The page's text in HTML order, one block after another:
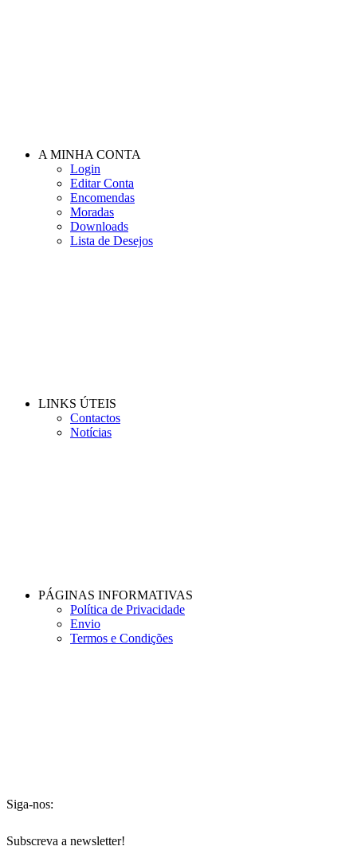
A MINHA CONTA
Login
Editar Conta
Encomendas
Moradas
Downloads
Lista de Desejos
LINKS ÚTEIS
Contactos
Notícias
PÁGINAS INFORMATIVAS
Política de Privacidade
Envio
Termos e Condições
Siga-nos:
Subscreva a newsletter!